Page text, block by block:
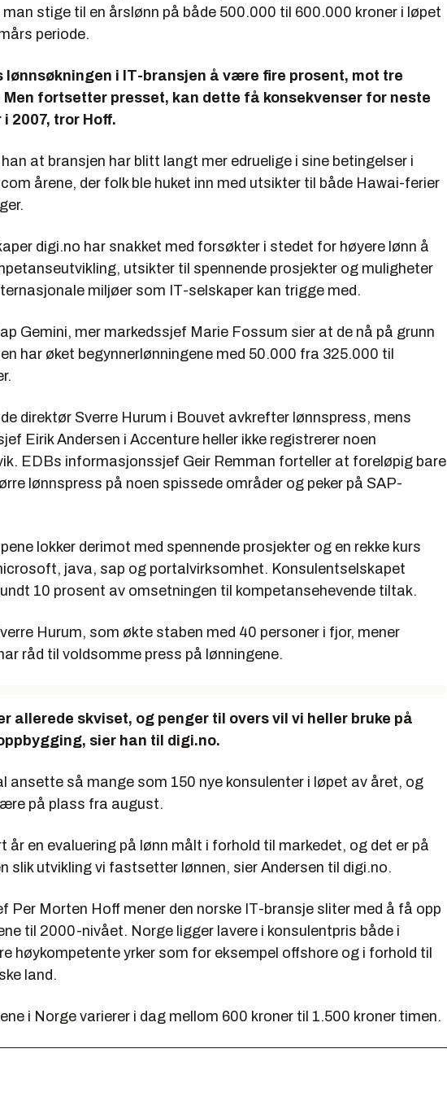
man stige til en årslønn på både 500.000 til 600.000 kroner i løpet
periode.
lønnsøkningen i IT-bransjen å være fire prosent, mot tre
Men fortsetter presset, kan dette få konsekvenser for neste
i 2007, tror Hoff.
han at bransjen har blitt langt mer edruelige i sine betingelser i
årene, der folk ble huket inn med utsikter til både Hawai-ferier
digi.no har snakket med forsøkter i stedet for høyere lønn å
utsikter til spennende prosjekter og muligheter
miljøer som IT-selskaper kan trigge med.
Gemini, mer markedssjef Marie Fossum sier at de nå på grunn
har øket begynnerlønningene med 50.000 fra 325.000 til
direktør Sverre Hurum i Bouvet avkrefter lønnspress, mens
Eirik Andersen i Accenture heller ikke registrerer noen
EDBs informasjonssjef Geir Remman forteller at foreløpig bare
lønnspress på noen spissede områder og peker på SAP-
lokker derimot med spennende prosjekter og en rekke kurs
java, sap og portalvirksomhet. Konsulentselskapet
10 prosent av omsetningen til kompetansehevende tiltak.
Hurum, som økte staben med 40 personer i fjor, mener
råd til voldsomme press på lønningene.
allerede skviset, og penger til overs vil vi heller bruke på
sier han til digi.no.
ansette så mange som 150 nye konsulenter i løpet av året, og
på plass fra august.
år en evaluering på lønn målt i forhold til markedet, og det er på
slik utvikling vi fastsetter lønnen, sier Andersen til digi.no.
Per Morten Hoff mener den norske IT-bransje sliter med å få opp
til 2000-nivået. Norge ligger lavere i konsulentpris både i
høykompetente yrker som for eksempel offshore og i forhold til
land.
i Norge varierer i dag mellom 600 kroner til 1.500 kroner timen.